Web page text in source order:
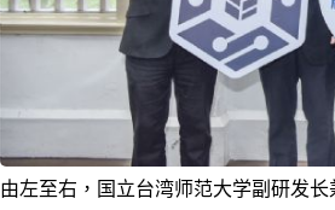
由左至右，国立台湾师范大学副研发